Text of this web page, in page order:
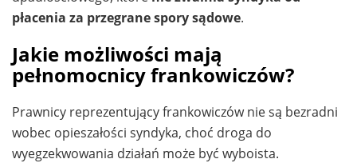
płacenia za przegrane spory sądowe.
Jakie możliwości mają
pełnomocnicy frankowiczów?
Prawnicy reprezentujący frankowiczów nie są bezradni
wobec opieszałości syndyka, choć droga do
wyegzekwowania działań może być wyboista.